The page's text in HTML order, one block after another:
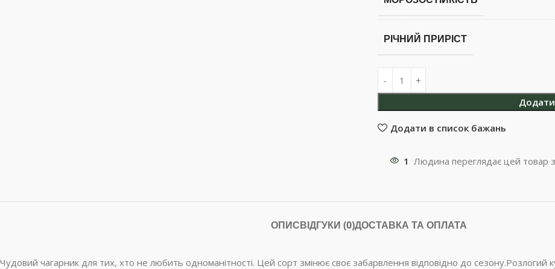
РІЧНИЙ ПРИРІСТ
Додати в список бажань
1 Людина переглядає цей товар
ОПИСВІДГУКИ (0)ДОСТАВКА ТА ОПЛАТА
Чудовий чагарник для тих, хто не любить одноманітності. Цей сорт змінює своє забарвлення відповідно до сезону.Розлогий